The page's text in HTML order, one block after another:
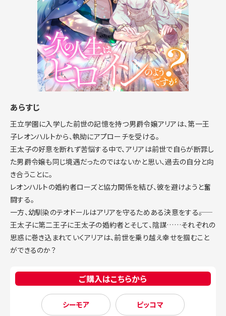
あらすじ
王立学園に入学した前世の記憶を持つ男爵令嬢アリアは、第一王
子レオンハルトから、執拗にアプローチを受ける。
王太子の好意を断れず苦悩する中で、アリアは前世で自らが断罪し
た男爵令嬢も同じ境遇だったのではないかと思い、過去の自分と向
き合うことに。
レオンハルトの婚約者ローズと協力関係を結び、彼を避けようと奮
闘する。
一方、幼馴染のテオドールはアリアを守るためある決意をする――。
王太子に第二王子に王太子の婚約者とそして、陰謀……それぞれの
思惑に巻き込まれていくアリアは、前世を乗り越え幸せを掴むこと
ができるのか？
ご購入はこちらから
シーモア ピッコマ